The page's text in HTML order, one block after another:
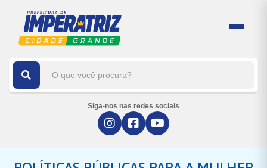
Siga-nos nas redes sociais